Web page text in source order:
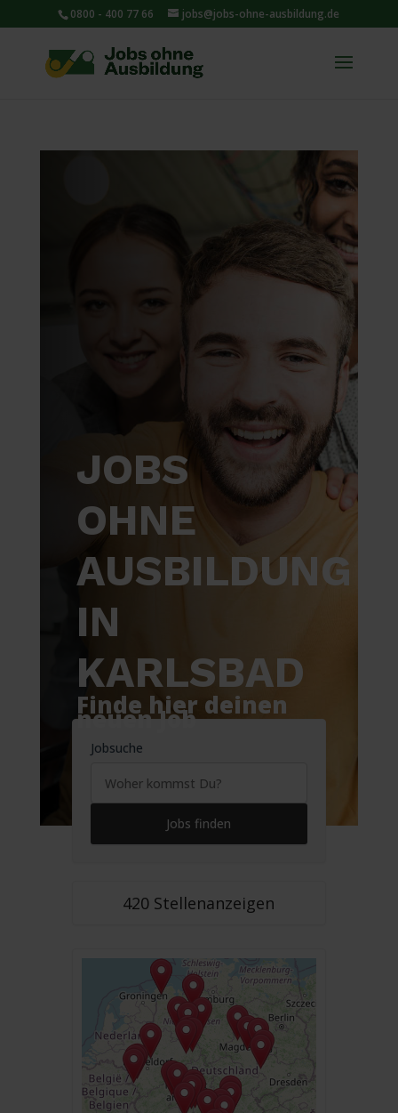
0800 - 400 77 66 jobs@jobs-ohne-ausbildung.de
JOBS
OHNE
AUSBILDUNG
IN
KARLSBAD
Finde hier deinen
neuen Job
Jobsuche
420 Stellenanzeigen